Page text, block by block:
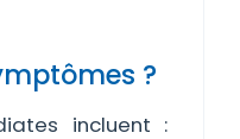
?
incluent :